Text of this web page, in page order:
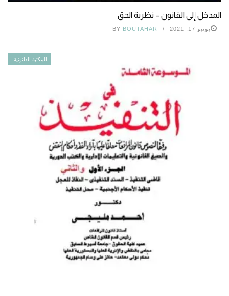
المدخل إلى القانون – نظرية الحق
يونيو 17, 2021 BY BOUTAHAR
المكتبة القانونية